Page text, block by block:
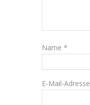
Name *
E-Mail-Adresse